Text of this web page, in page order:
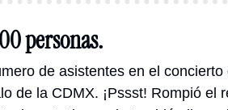
personas.
de asistentes en el
de la CDMX. ¡Pssst! Rompió el